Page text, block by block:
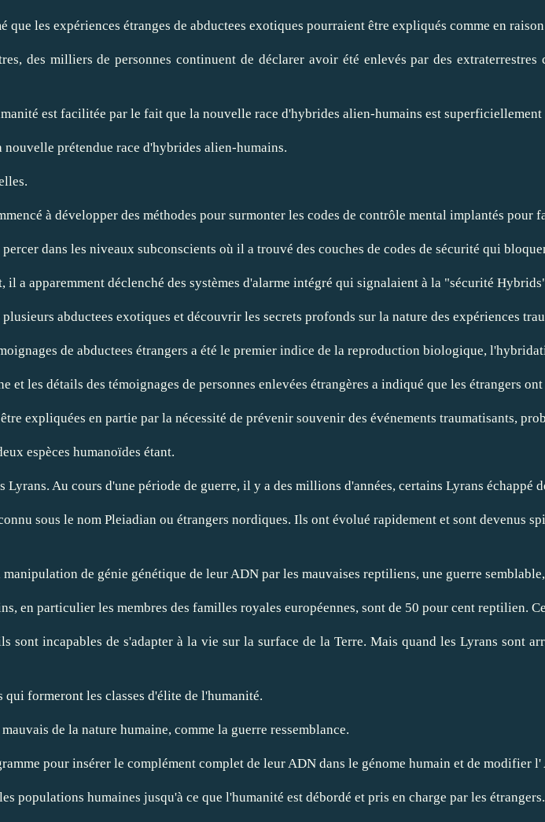
les expériences étranges de abductees exotiques pourraient être expliqués comme en
des milliers de personnes continuent de déclarer avoir été enlevés par des
est facilitée par le fait que la nouvelle race d'hybrides alien-humains est
prétendue race d'hybrides alien-humains.
à développer des méthodes pour surmonter les codes de contrôle mental implantés
dans les niveaux subconscients où il a trouvé des couches de codes de sécurité qui
a apparemment déclenché des systèmes d'alarme intégré qui signalaient à la "sécurité
abductees exotiques et découvrir les secrets profonds sur la nature des expériences
de abductees étrangers a été le premier indice de la reproduction biologique,
et les détails des témoignages de personnes enlevées étrangères a indiqué que les
expliquées en partie par la nécessité de prévenir souvenir des événements traumatisants,
espèces humanoïdes étant.
Au cours d'une période de guerre, il y a des millions d'années, certains Lyrans
sous le nom Pleiadian ou étrangers nordiques. Ils ont évolué rapidement et sont
de génie génétique de leur ADN par les mauvaises reptiliens, une guerre
en particulier les membres des familles royales européennes, sont de 50 pour cent
sont incapables de s'adapter à la vie sur la surface de la Terre. Mais quand les Lyrans
formeront les classes d'élite de l'humanité.
de la nature humaine, comme la guerre ressemblance.
pour insérer le complément complet de leur ADN dans le génome humain et de
populations humaines jusqu'à ce que l'humanité est débordé et pris en charge par les étrangers.